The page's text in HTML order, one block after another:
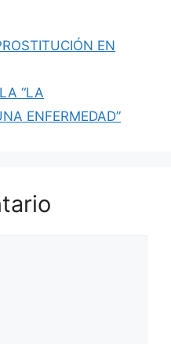
l
p
EN
“LA
ENFERMEDAD”